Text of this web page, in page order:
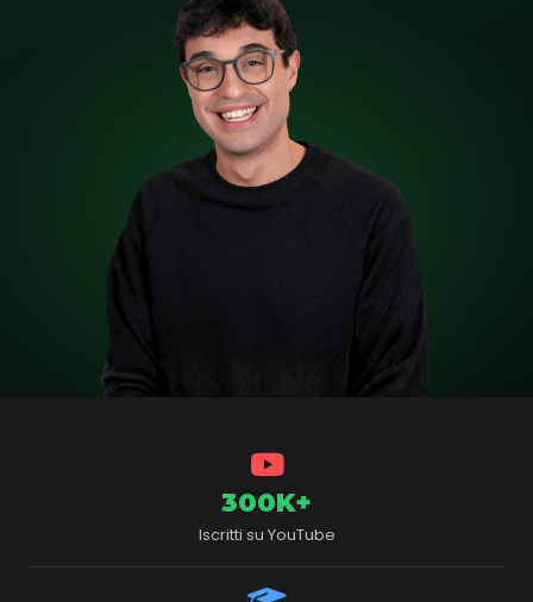
300K+
Iscritti su YouTube